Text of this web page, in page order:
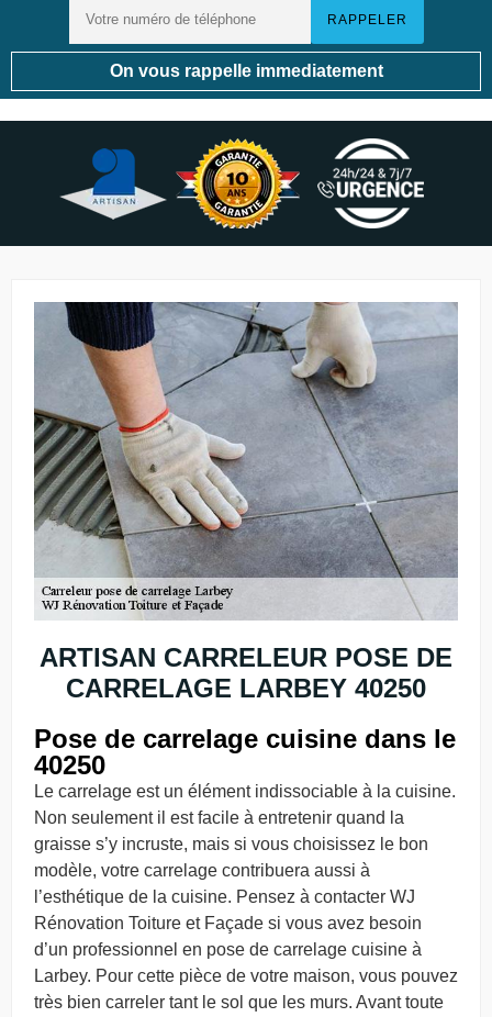
On vous rappelle immediatement
ARTISAN CARRELEUR POSE DE
CARRELAGE LARBEY 40250
Pose de carrelage cuisine dans le
40250
Le carrelage est un élément indissociable à la cuisine.
Non seulement il est facile à entretenir quand la
graisse s’y incruste, mais si vous choisissez le bon
modèle, votre carrelage contribuera aussi à
l’esthétique de la cuisine. Pensez à contacter WJ
Rénovation Toiture et Façade si vous avez besoin
d’un professionnel en pose de carrelage cuisine à
Larbey. Pour cette pièce de votre maison, vous pouvez
très bien carreler tant le sol que les murs. Avant toute